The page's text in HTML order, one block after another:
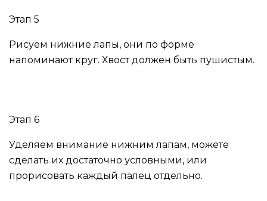
Этап 5
Рисуем нижние лапы, они по форме
напоминают круг. Хвост должен быть пушистым.
Этап 6
Уделяем внимание нижним лапам, можете
сделать их достаточно условными, или
прорисовать каждый палец отдельно.